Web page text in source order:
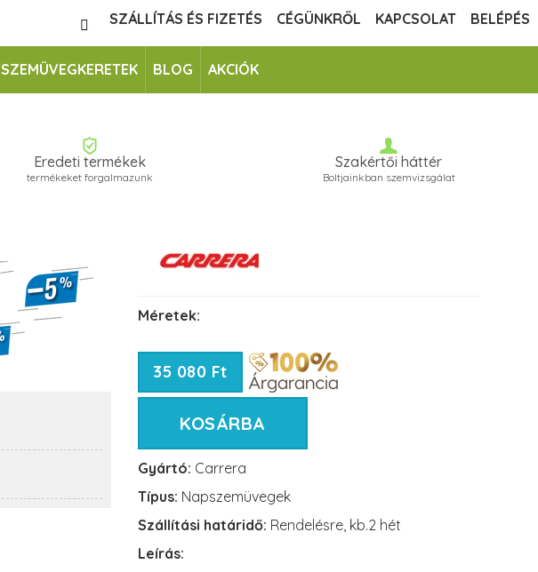
SZÁLLÍTÁS ÉS FIZETÉS CÉGÜNKRŐL KAPCSOLAT BELÉPÉS
SZEMÜVEGKERETEK BLOG AKCIÓK
Eredeti termékek
termékeket forgalmazunk
Szakértői háttér
Boltjainkban szemvizsgálat
Méretek:
35 080 Ft
KOSÁRBA
Gyártó: Carrera
Típus: Napszemüvegek
Szállítási határidő: Rendelésre, kb.2 hét
Leírás: